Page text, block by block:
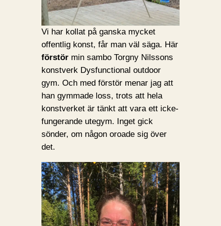
Vi har kollat på ganska mycket
offentlig konst, får man väl säga. Här
förstörmin sambo Torgny Nilssons
konstverk Dysfunctional outdoor
gym. Och med förstör menar jag att
han gymmade loss, trots att hela
konstverket är tänkt att vara ett icke-
fungerande utegym. Inget gick
sönder, om någon oroade sig över
det.